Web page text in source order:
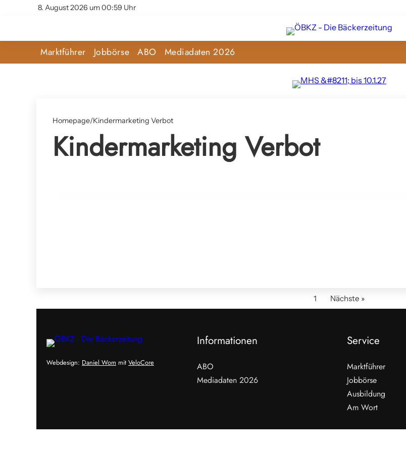
8. August 2026 um 00:59 Uhr
Marktführer Jobbörse ABO Mediadaten 2026
Homepage/Kindermarketing Verbot
Kindermarketing Verbot
27. Februar 2025
1 Nächste »
Webdesign: Daniel Wom mit VeloCore
Informationen
ABO
Mediadaten 2026
Service
Marktführer
Jobbörse
Ausbildung
Am Wort